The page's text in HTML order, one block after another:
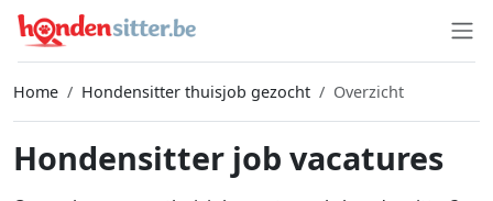
Home Hondensitter thuisjob gezocht Overzicht
Hondensitter job vacatures